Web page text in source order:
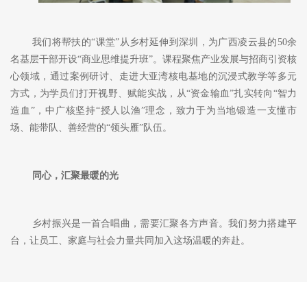
我们将帮扶的“课堂”从乡村延伸到深圳，为广西凌云县的50余
名基层干部开设“商业思维提升班”。课程聚焦产业发展与招商引 资核
心领域 ，通过案例研讨 走进大亚湾核电基地的沉浸式教学等多元
方式 ，为学员们打开视野、赋能实战 ， 从“资金输血”扎实转向“智力
造血”，中广核坚持“授人以渔”理念 ， 致力于为当地锻造一支懂市
场、能带队、善经营的“领头雁”队伍。
同心，汇聚最暖的光
乡村振兴是一首合唱曲，需要汇聚各方声音。我们努力搭建平
台，让员工、家庭与社会力量共同加入这场温暖的奔赴。